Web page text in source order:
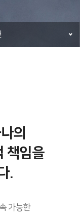
의
책임을
.
가능한